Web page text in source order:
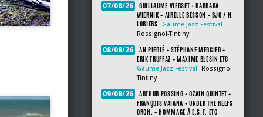
07/08/26
GUILLAUME VIERSET + BARBARA
WIERNIK + AIRELLE BESSON + BJO / N.
LORIERS
Gaume Jazz Festival
Rossignol-Tintiny
08/08/26
AN PIERLÉ + STÉPHANE MERCIER +
ERIK TRUFFAZ + MAXIME BLESIN ETC
Gaume Jazz Festival
Rossignol-
Tintiny
09/08/26
ARTHUR POSSING + OZAIN QUINTET +
FRANÇOIS VAIANA + UNDER THE REEFS
ORCH. + HOMMAGE À E.S.T. ETC